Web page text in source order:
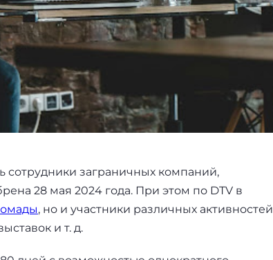
сотрудники заграничных компаний,
28 мая 2024 года. При этом по DTV в
, но и участники различных
и т. д.